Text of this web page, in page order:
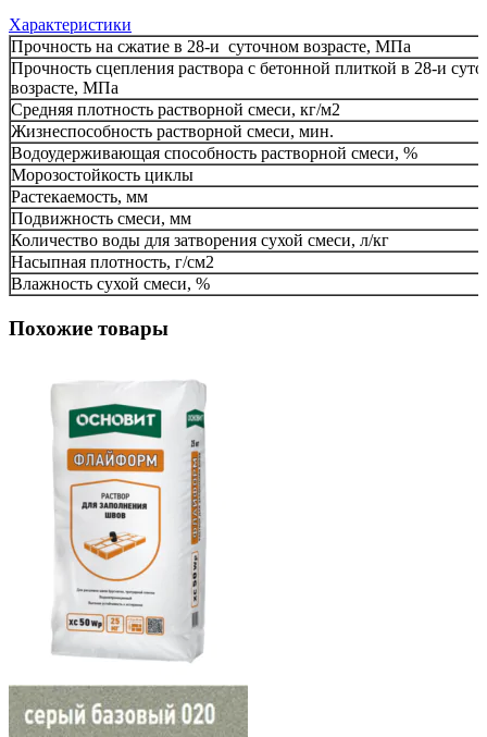
Характеристики
Прочность на сжатие в 28-и суточном возрасте, МПа
Прочность сцепления раствора с бетонной плиткой в 28-и
возрасте, МПа
Средняя плотность растворной смеси, кг/м2
Жизнеспособность растворной смеси, мин.
Водоудерживающая способность растворной смеси, %
Морозостойкость циклы
Растекаемость, мм
Подвижность смеси, мм
Количество воды для затворения сухой смеси, л/кг
Насыпная плотность, г/см2
Влажность сухой смеси, %
Похожие товары